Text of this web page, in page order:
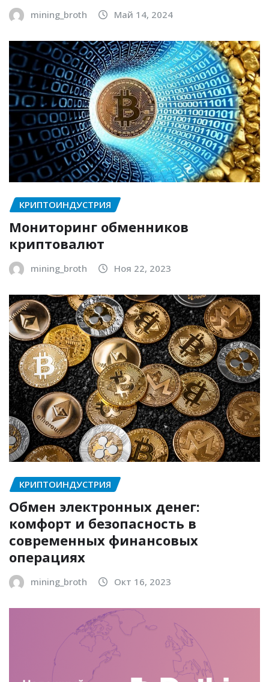
mining_broth Май 14, 2024
КРИПТОИНДУСТРИЯ
Мониторинг обменников
криптовалют
mining_broth Ноя 22, 2023
КРИПТОИНДУСТРИЯ
Обмен электронных денег:
комфорт и безопасность в
современных финансовых
операциях
mining_broth Окт 16, 2023